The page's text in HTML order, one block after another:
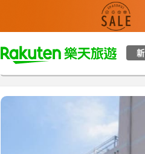
新
t
p
a
總覽客房與方案評語設施